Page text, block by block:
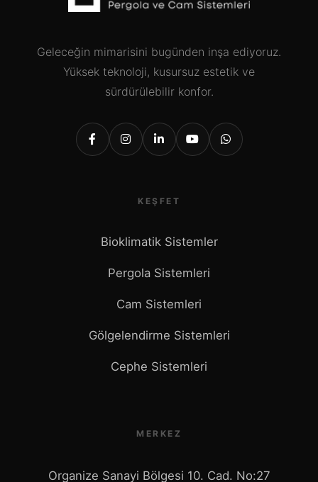
Geleceğin mimarisini bugünden inşa ediyoruz.
Yüksek teknoloji, kusursuz estetik ve
sürdürülebilir konfor.
KEŞFET
Bioklimatik Sistemler
Pergola Sistemleri
Cam Sistemleri
Gölgelendirme Sistemleri
Cephe Sistemleri
MERKEZ
Organize Sanayi Bölgesi 10. Cad. No:27